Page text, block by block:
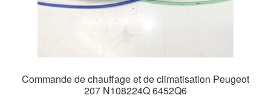
Commande de chauffage et de climatisation Peugeot
207 N108224Q 6452Q6